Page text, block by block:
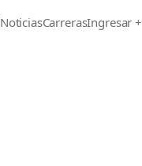
NoticiasCarrerasIngresar +